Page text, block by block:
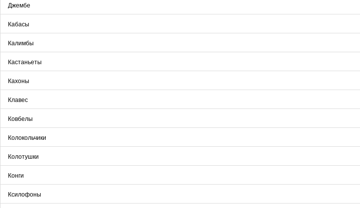
Джембе
Кабасы
Калимбы
Кастаньеты
Кахоны
Клавес
Ковбелы
Колокольчики
Колотушки
Конги
Ксилофоны